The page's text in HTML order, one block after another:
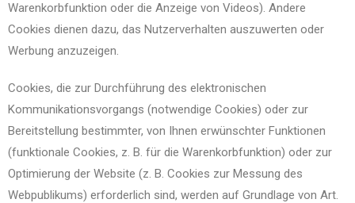
Warenkorbfunktion oder die Anzeige von Videos). Andere
Cookies dienen dazu, das Nutzerverhalten auszuwerten oder
Werbung anzuzeigen.
Cookies, die zur Durchführung des elektronischen
Kommunikationsvorgangs (notwendige Cookies) oder zur
Bereitstellung bestimmter, von Ihnen erwünschter Funktionen
(funktionale Cookies, z. B. für die Warenkorbfunktion) oder zur
Optimierung der Website (z. B. Cookies zur Messung des
Webpublikums) erforderlich sind, werden auf Grundlage von Art.